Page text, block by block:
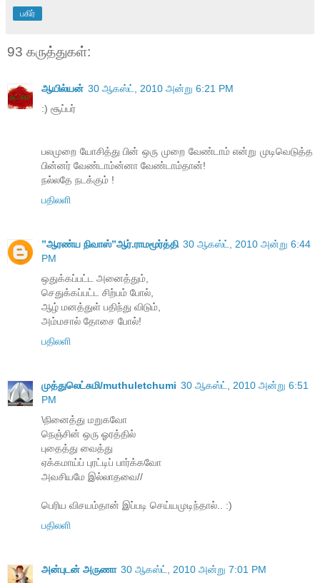
பகிர்
93 கருத்துகள்:
ஆயில்யன் 30 ஆகஸ்ட், 2010 அன்று 6:21 PM
:) சூப்பர்
பலமுறை யோசித்து பின் ஒரு முறை வேண்டாம் என்று முடிவெடுத்த
பின்னர் வேண்டாம்ன்னா வேண்டாம்தான்!
நல்லதே நடக்கும் !
பதிலளி
”ஆரண்ய நிவாஸ்”ஆர்.ராமமூர்த்தி 30 ஆகஸ்ட், 2010 அன்று 6:44
PM
ஒதுக்கப்பட்ட அனைத்தும்,
செதுக்கப்பட்ட சிற்பம் போல்,
ஆழ் மனத்துள் பதிந்து விடும்,
அம்மசால் தோசை போல்!
பதிலளி
முத்துலெட்சுமி/muthuletchumi 30 ஆகஸ்ட், 2010 அன்று 6:51
PM
\நினைத்து மறுகவோ
நெஞ்சின் ஒரு ஓரத்தில்
புதைத்து வைத்து
ஏக்கமாய்ப் புரட்டிப் பார்க்கவோ
அவசியமே இல்லாதவை//
பெரிய விசயம்தான் இப்படி செய்யமுடிந்தால்.. :)
பதிலளி
அன்புடன் அருணா 30 ஆகஸ்ட், 2010 அன்று 7:01 PM